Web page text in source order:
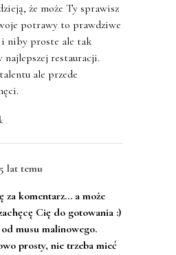
że może Ty sprawisz
potrawy to prawdziwe
i niby proste ale tak
najlepszej restauracji.
ale przede
lat temu
za komentarz… a może
Cię do gotowania :)
musu malinowego.
prosty, nie trzeba mieć